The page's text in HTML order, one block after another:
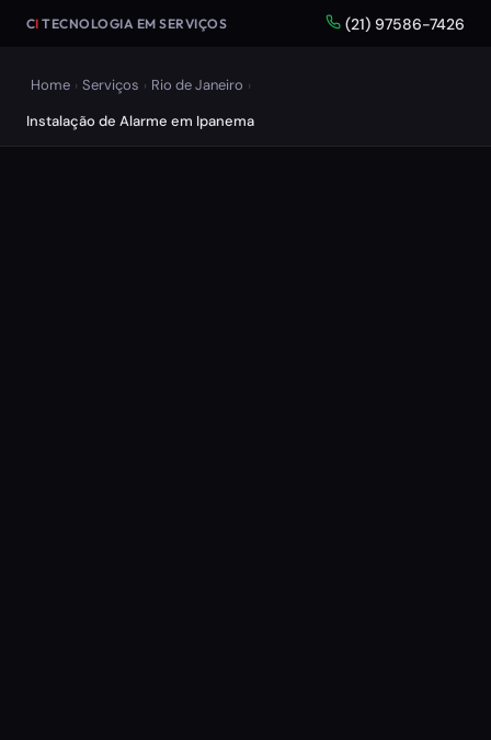
CI TECNOLOGIA EM SERVIÇOS (21) 97586-7426
Home › Serviços › Rio de Janeiro ›
Instalação de Alarme em Ipanema